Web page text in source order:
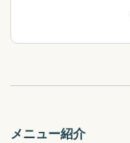
メニュー紹介